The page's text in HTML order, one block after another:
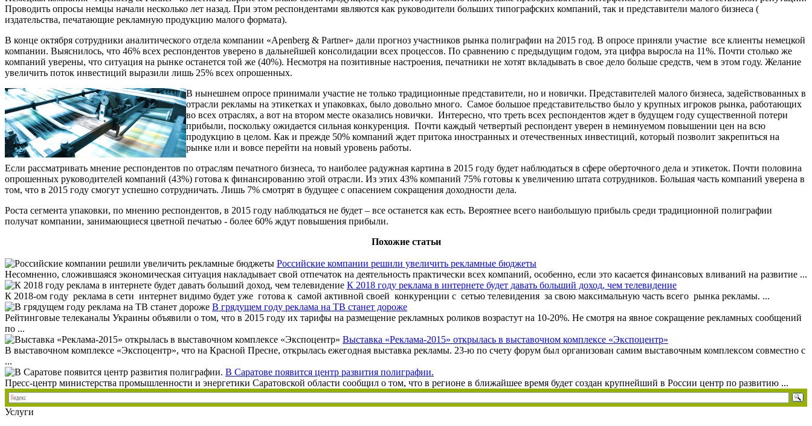
Проводить опросы немцы начали несколько лет назад. При этом респондентами являются как руководители больших типографских компаний, так и представители малого бизнеса (
издательства, печатающие рекламную продукцию малого формата).
В конце октября сотрудники аналитического отдела компании «Apenberg & Partner» дали прогноз участников рынка полиграфии на 2015 год. В опросе приняли участие все клиенты немецкой
компании. Выяснилось, что 46% всех респондентов уверено в дальнейшей консолидации всех процессов. По сравнению с предыдущим годом, эта цифра выросла на 11%. Почти столько же
компаний уверены, что ситуация на рынке останется той же (40%). Несмотря на позитивные настроения, печатники не хотят вкладывать в свое дело больше средств, чем в этом году. Желание
увеличить поток инвестиций выразили лишь 25% всех опрошенных.
В нынешнем опросе принимали участие не только традиционные представители, но и новички. Представителей малого бизнеса, задействованных в
отрасли рекламы на этикетках и упаковках, было довольно много. Самое большое представительство было у крупных игроков рынка, работающих
во всех отраслях, а вот на втором месте оказались новички. Интересно, что треть всех респондентов ждет в будущем году существенной потери
прибыли, поскольку ожидается сильная конкуренция. Почти каждый четвертый респондент уверен в неминуемом повышении цен на всю
продукцию в целом. Как и прежде 50% компаний ждет притока иностранных и отечественных инвестиций, который позволит закрепиться на
рынке или и вовсе перейти на новый уровень работы.
Если рассматривать мнение респондентов по отраслям печатного бизнеса, то наиболее радужная картина в 2015 году будет наблюдаться в сфере оберточного дела и этикеток. Почти половина
опрошенных руководителей компаний (43%) готова к финансированию этой отрасли. Из этих 43% компаний 75% готовы к увеличению штата сотрудников. Большая часть компаний уверена в
том, что в 2015 году смогут успешно сотрудничать. Лишь 7% смотрят в будущее с опасением сокращения доходности дела.
Роста сегмента упаковки, по мнению респондентов, в 2015 году наблюдаться не будет – все останется как есть. Вероятнее всего наибольшую прибыль среди традиционной полиграфии
получат компании, занимающиеся цветной печатью - более 60% ждут повышения прибыли.
Похожие статьи
Российские компании решили увеличить рекламные бюджеты
Несомненно, сложившаяся экономическая ситуация накладывает свой отпечаток на деятельность практически всех компаний, особенно, если это касается финансовых вливаний на развитие ...
К 2018 году реклама в интернете будет давать больший доход, чем телевидение
К 2018-ом году реклама в сети интернет видимо будет уже готова к самой активной своей конкуренции с сетью телевидения за свою максимальную часть всего рынка рекламы. ...
В грядущем году реклама на ТВ станет дороже
Рейтинговые телеканалы Украины объявили о том, что в 2015 году их тарифы на размещение рекламных роликов возрастут на 10-20%. Не смотря на явное сокращение рекламных сообщений
по ...
Выставка «Реклама-2015» открылась в выставочном комплексе «Экспоцентр»
В выставочном комплексе «Экспоцентр», что на Красной Пресне, открылась ежегодная выставка рекламы. 23-ю по счету форум был организован самим выставочным комплексом совместно с
...
В Саратове появится центр развития полиграфии.
Пресс-центр министерства промышленности и энергетики Саратовской области сообщил о том, что в регионе в ближайшее время будет создан крупнейший в России центр по развитию ...
Услуги